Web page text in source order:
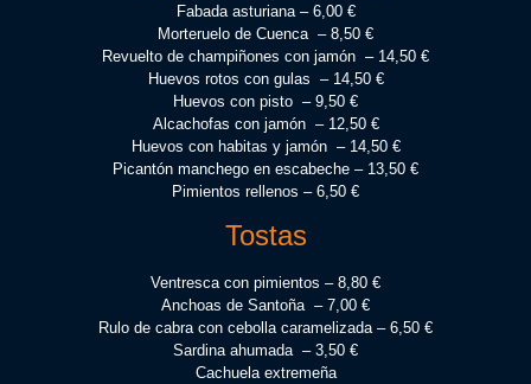
Fabada asturiana – 6,00 €
Morteruelo de Cuenca – 8,50 €
Revuelto de champiñones con jamón – 14,50 €
Huevos rotos con gulas – 14,50 €
Huevos con pisto – 9,50 €
Alcachofas con jamón – 12,50 €
Huevos con habitas y jamón – 14,50 €
Picantón manchego en escabeche – 13,50 €
Pimientos rellenos – 6,50 €
Tostas
Ventresca con pimientos – 8,80 €
Anchoas de Santoña – 7,00 €
Rulo de cabra con cebolla caramelizada – 6,50 €
Sardina ahumada – 3,50 €
Cachuela extremeña